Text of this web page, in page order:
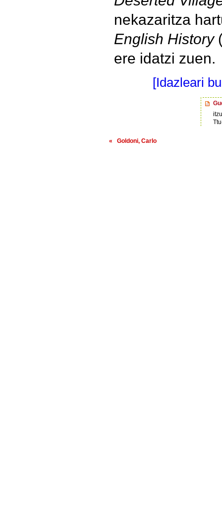
nekazaritza
English History
ere idatzi zuen.
[Idazleari
« Goldoni, Carlo